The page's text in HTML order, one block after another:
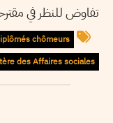
تفاوض للنظر في
chômeurs
des Affaires sociales